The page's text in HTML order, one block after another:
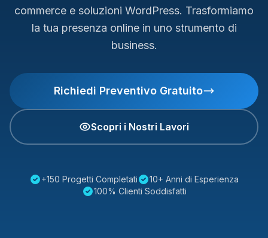
commerce e soluzioni WordPress. Trasformiamo
la tua presenza online in uno strumento di
business.
Richiedi Preventivo Gratuito
Scopri i Nostri Lavori
+150 Progetti Completati
10+ Anni di Esperienza
100% Clienti Soddisfatti